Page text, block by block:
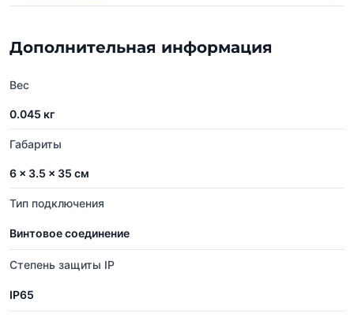
Дополнительная информация
Вес
0.045 кг
Габариты
6 × 3.5 × 35 см
Тип подключения
Винтовое соединение
Степень защиты IP
IP65